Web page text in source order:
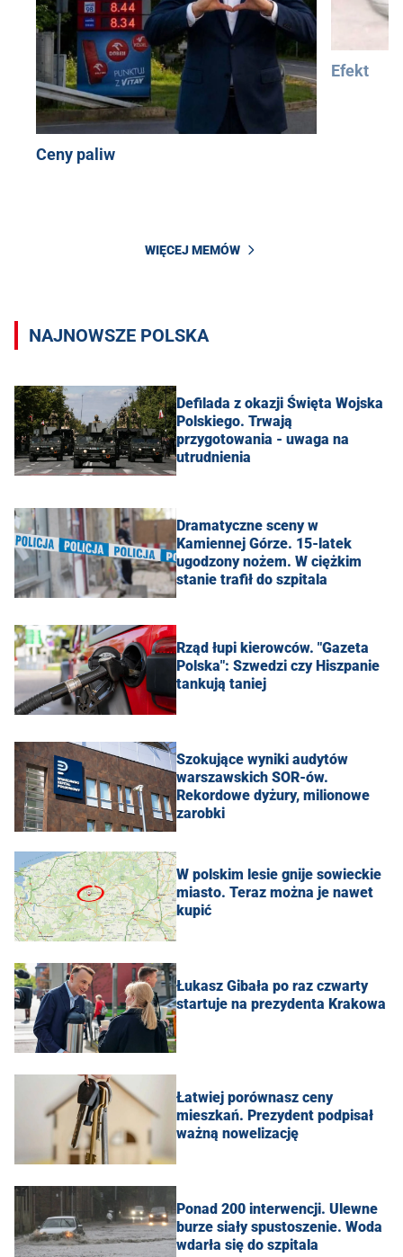
Ceny paliw
Efekt
WIĘCEJ MEMÓW
NAJNOWSZE POLSKA
Defilada z okazji Święta Wojska
Polskiego. Trwają
przygotowania - uwaga na
utrudnienia
Dramatyczne sceny w
Kamiennej Górze. 15-latek
ugodzony nożem. W ciężkim
stanie trafił do szpitala
Rząd łupi kierowców. "Gazeta
Polska": Szwedzi czy Hiszpanie
tankują taniej
Szokujące wyniki audytów
warszawskich SOR-ów.
Rekordowe dyżury, milionowe
zarobki
W polskim lesie gnije sowieckie
miasto. Teraz można je nawet
kupić
Łukasz Gibała po raz czwarty
startuje na prezydenta Krakowa
Łatwiej porównasz ceny
mieszkań. Prezydent podpisał
ważną nowelizację
Ponad 200 interwencji. Ulewne
burze siały spustoszenie. Woda
wdarła się do szpitala